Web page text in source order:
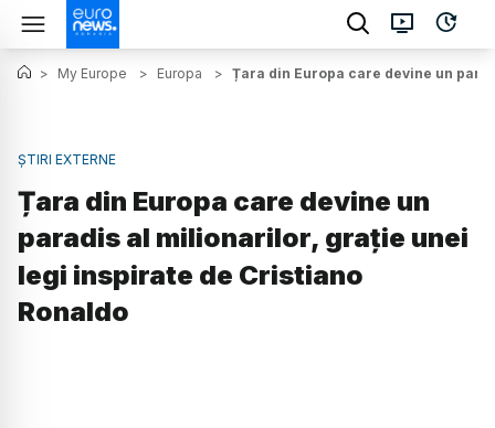
> My Europe > Europa > Țara din Europa care devine un
ȘTIRI EXTERNE
Țara din Europa care devine un
paradis al milionarilor, grație unei
legi inspirate de Cristiano
Ronaldo